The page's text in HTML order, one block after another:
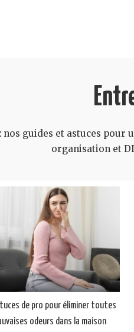
nos guides et astuces pour
organisation et
de pro pour éliminer toutes
odeurs dans la maison